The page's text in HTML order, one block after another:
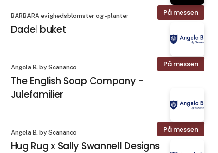
På messen
BARBARA evighedsblomster og -planter
Dadel buket
På messen
Angela B. by Scananco
The English Soap Company -
Julefamilier
På messen
Angela B. by Scananco
Hug Rug x Sally Swannell Designs